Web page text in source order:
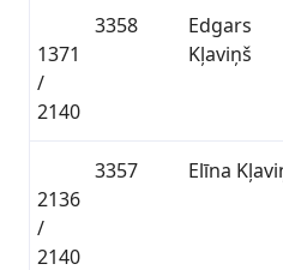
1371
/
2140
3358
Edgars
Kļaviņš
2136
/
2140
3357 Elīna